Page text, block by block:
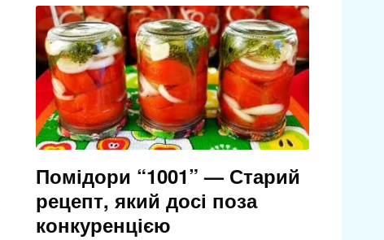
Помідори “1001” — Старий
рецепт, який досі поза
конкуренцією